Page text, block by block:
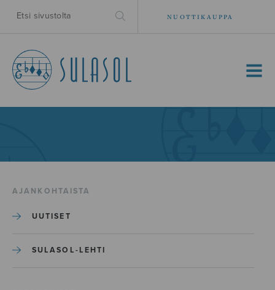
NUOTTIKAUPPA
MENU
AJANKOHTAISTA
UUTISET
SULASOL-LEHTI